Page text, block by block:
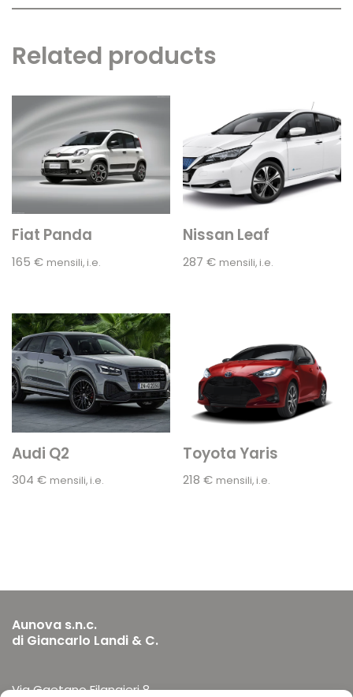
Related products
Fiat Panda
165 € mensili, i.e.
Nissan Leaf
287€ mensili, i.e.
Audi Q2
304 € mensili, i.e.
Toyota Yaris
218€ mensili, i.e.
Aunova s.n.c.
di Giancarlo Landi & C.
Via Gaetano Filangieri 8